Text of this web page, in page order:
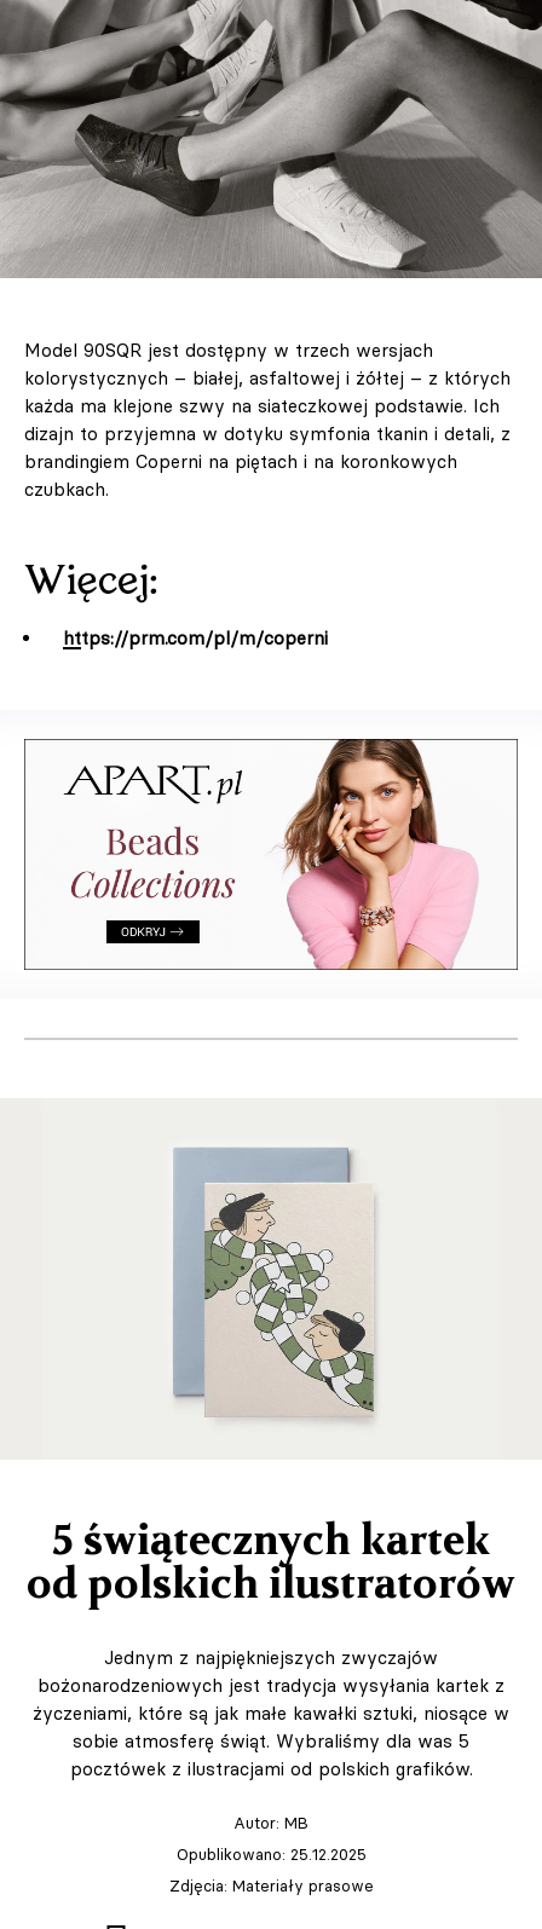
Model 90SQR jest dostępny w trzech wersjach
kolorystycznych – białej, asfaltowej i żółtej – z których
każda ma klejone szwy na siateczkowej podstawie. Ich
dizajn to przyjemna w dotyku symfonia tkanin i detali, z
brandingiem Coperni na piętach i na koronkowych
czubkach.
Więcej:
https://prm.com/pl/m/coperni
5 świątecznych kartek
od polskich ilustratorów
Jednym z najpiękniejszych zwyczajów
bożonarodzeniowych jest tradycja wysyłania kartek z
życzeniami, które są jak małe kawałki sztuki, niosące w
sobie atmosferę świąt. Wybraliśmy dla was 5
pocztówek z ilustracjami od polskich grafików.
Autor: MB
Opublikowano: 25.12.2025
Zdjęcia: Materiały prasowe